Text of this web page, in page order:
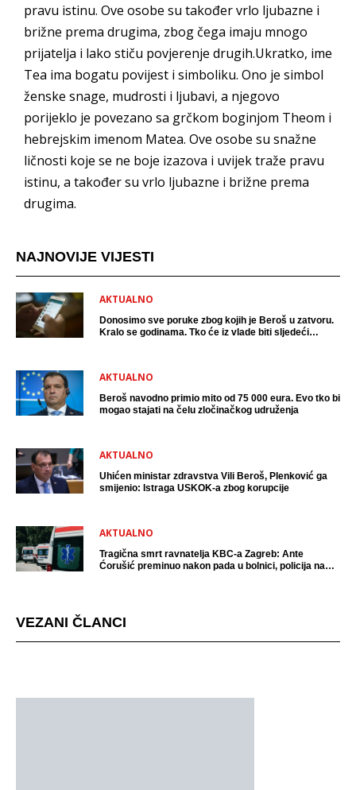
pravu istinu. Ove osobe su također vrlo ljubazne i
brižne prema drugima, zbog čega imaju mnogo
prijatelja i lako stiču povjerenje drugih.Ukratko, ime
Tea ima bogatu povijest i simboliku. Ono je simbol
ženske snage, mudrosti i ljubavi, a njegovo
porijeklo je povezano sa grčkom boginjom Theom i
hebrejskim imenom Matea. Ove osobe su snažne
ličnosti koje se ne boje izazova i uvijek traže pravu
istinu, a također su vrlo ljubazne i brižne prema
drugima.
NAJNOVIJE VIJESTI
AKTUALNO
Donosimo sve poruke zbog kojih je Beroš u zatvoru.
Kralo se godinama. Tko će iz vlade biti sljedeći
AKTUALNO
Beroš navodno primio mito od 75 000 eura. Evo tko bi
mogao stajati na čelu zločinačkog udruženja
AKTUALNO
Uhićen ministar zdravstva Vili Beroš, Plenković ga
smijenio: Istraga USKOK-a zbog korupcije
AKTUALNO
Tragična smrt ravnatelja KBC-a Zagreb: Ante
Ćorušić preminuo nakon pada u bolnici, policija na
VEZANI ČLANCI